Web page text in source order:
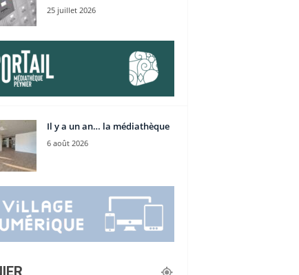
25 juillet 2026
Il y a un an… la médiathèque
6 août 2026